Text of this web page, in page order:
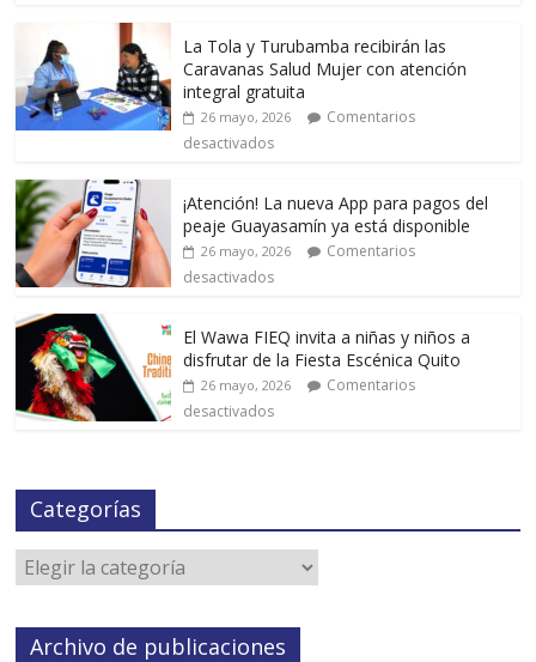
La Tola y Turubamba recibirán las
Caravanas Salud Mujer con atención
integral gratuita
26 mayo, 2026
Comentarios
desactivados
¡Atención! La nueva App para pagos del
peaje Guayasamín ya está disponible
26 mayo, 2026
Comentarios
desactivados
El Wawa FIEQ invita a niñas y niños a
disfrutar de la Fiesta Escénica Quito
26 mayo, 2026
Comentarios
desactivados
Categorías
Archivo de publicaciones